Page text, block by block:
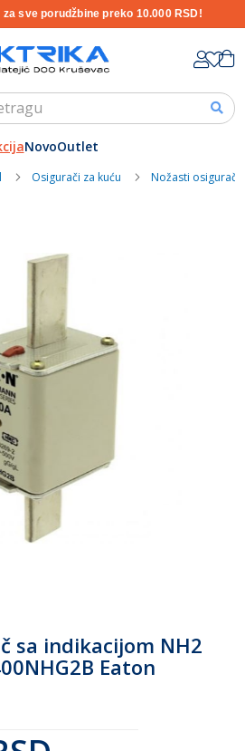
sve porudžbine preko 10.000 RSD!
Content
NovoOutlet
Osigurači za kuću Nožasti osigurači
sa indikacijom NH2
Eaton